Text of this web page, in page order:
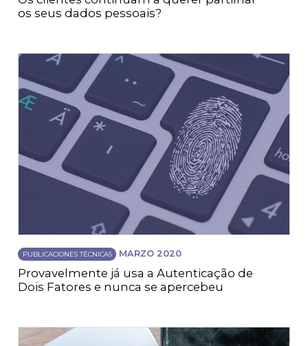
os seus dados pessoais?
PUBLICACIONES TÉCNICAS MARZO 2020
Provavelmente já usa a Autenticação de
Dois Fatores e nunca se apercebeu